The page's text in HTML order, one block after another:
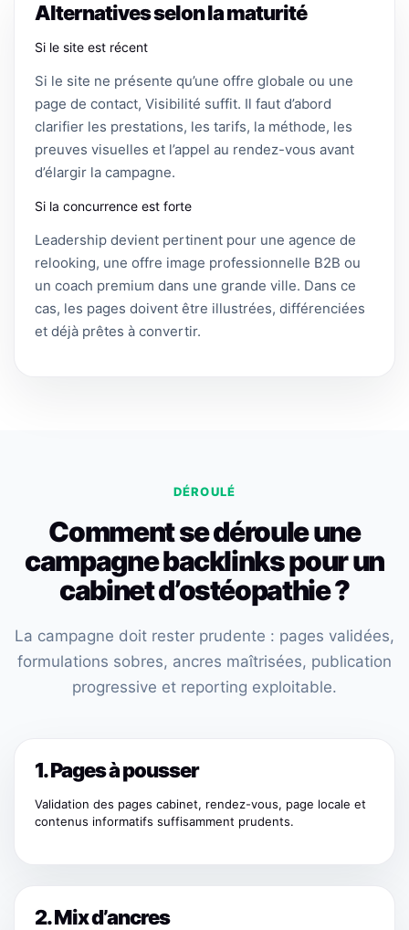
Alternatives selon la maturité
Si le site est récent
Si le site ne présente qu’une offre globale ou une
page de contact, Visibilité suffit. Il faut d’abord
clarifier les prestations, les tarifs, la méthode, les
preuves visuelles et l’appel au rendez-vous avant
d’élargir la campagne.
Si la concurrence est forte
Leadership devient pertinent pour une agence de
relooking, une offre image professionnelle B2B ou
un coach premium dans une grande ville. Dans ce
cas, les pages doivent être illustrées, différenciées
et déjà prêtes à convertir.
DÉROULÉ
Comment se déroule une
campagne backlinks pour un
cabinet d’ostéopathie ?
La campagne doit rester prudente : pages validées,
formulations sobres, ancres maîtrisées, publication
progressive et reporting exploitable.
1. Pages à pousser
Validation des pages cabinet, rendez-vous, page locale et
contenus informatifs suffisamment prudents.
2. Mix d’ancres